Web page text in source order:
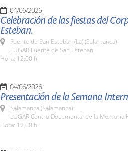
04/06/2026
Celebración de las fiestas del
Esteban.
Fuente de San Esteban (La) (Salamanca)
LUGAR Fuente de San Esteban
Hora: 12:00 h.
04/06/2026
Presentación de la Semana
Salamanca (Salamanca)
LUGAR Centro Documental de la Memoria
Hora: 12,00 h.